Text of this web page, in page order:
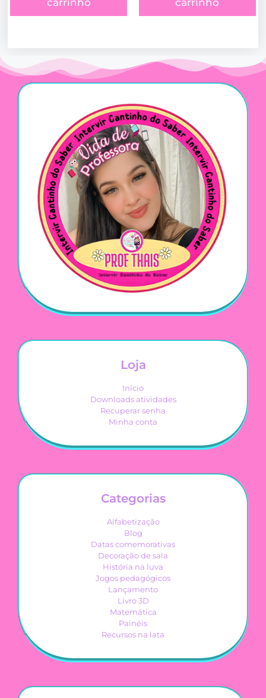
Loja
Início
Downloads atividades
Recuperar senha
Minha conta
Categorias
Alfabetização
Blog
Datas comemorativas
Decoração de sala
História na luva
Jogos pedagógicos
Lançamento
Livro 3D
Matemática
Painéis
Recursos na lata